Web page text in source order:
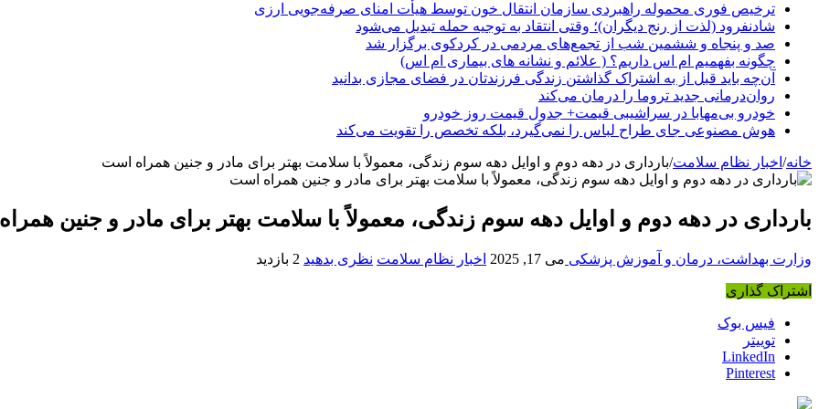
ترخیص فوری محموله راهبردی سازمان انتقال خون توسط هیأت امنای صرفه‌جویی ارزی
شادنفرود (لذت از رنج دیگران)؛ وقتی انتقاد به توجیه حمله تبدیل می‌شود
صد و پنجاه‌ و ششمین شب از تجمع‌های مردمی در کردکوی برگزار شد
چگونه بفهمیم ام اس داریم؟ ( علائم و نشانه های بیماری ام اس)
آن‌چه باید قبل از به اشتراک گذاشتن زندگی فرزندتان در فضای مجازی بدانید
روان‌درمانی جدید تروما را درمان می‌کند
خودرو بی‌مهابا در سراشیبی قیمت+ جدول قیمت روز خودرو
هوش مصنوعی جای طراح لباس را نمی‌گیرد، بلکه تخصص را تقویت می‌کند
خانه/ اخبار نظام سلامت/بارداری در دهه دوم و اوایل دهه سوم زندگی، معمولاً با سلامت بهتر برای مادر و جنین همراه است
بارداری در دهه دوم و اوایل دهه سوم زندگی، معمولاً با سلامت بهتر برای مادر و جنین
وزارت بهداشت، درمان و آموزش پزشکی می 17, 2025 اخبار نظام سلامت نظری بدهید 2 بازدید
اشتراک گذاری
فیس بوک
توییتر
LinkedIn
Pinterest